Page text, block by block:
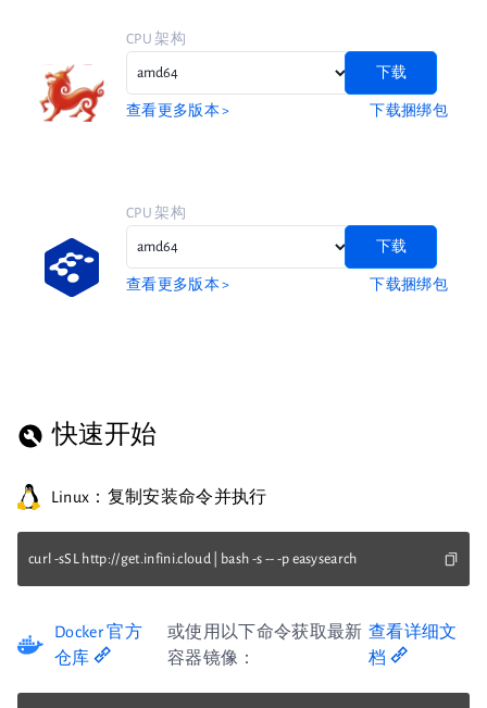
CPU 架构
下载
查看更多版本 > 下载捆绑包
CPU 架构
下载
查看更多版本 > 下载捆绑包
快速开始
Linux：复制安装命令并执行
curl -sSL http://get.infini.cloud | bash -s -- -p easysearch
Docker 官方
仓库
或使用以下命令获取最新
容器镜像：
查看详细文
档